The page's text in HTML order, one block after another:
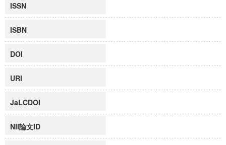
ISSN
ISBN
DOI
URI
JaLCDOI
NII論文ID